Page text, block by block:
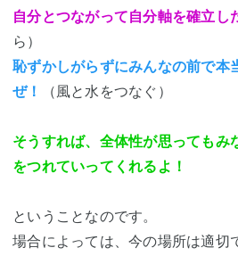
自分とつながって自分軸を確立し
ら）
恥ずかしがらずにみんなの前で本
ぜ！
（風と水をつなぐ）
そうすれば、全体性が思ってもみ
をつれていってくれるよ！
ということなのです。
場合によっては、今の場所は適切